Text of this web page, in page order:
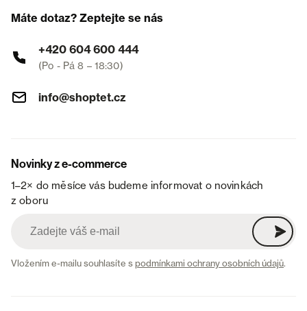
Máte dotaz? Zeptejte se nás
+420 604 600 444
(Po - Pá 8 – 18:30)
info@shoptet.cz
Novinky z e-commerce
1–2× do měsíce vás budeme informovat o novinkách
z oboru
Vložením e-mailu souhlasíte spodmínkami ochrany osobních údajů.